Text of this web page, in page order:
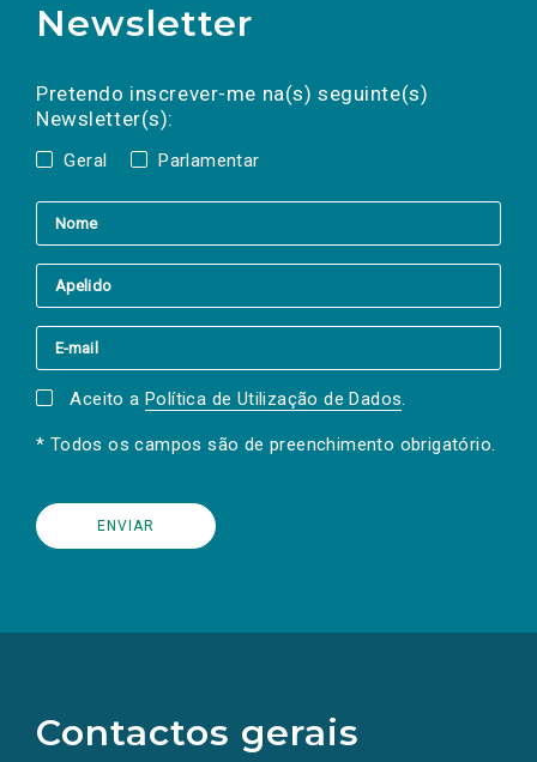
Newsletter
Pretendo inscrever-me na(s) seguinte(s)
Newsletter(s):
Geral Parlamentar
a(s) newsletter(s).
mail
Aceito a Política de Utilização de Dados.
* Todos os campos são de preenchimento obrigatório.
Contactos gerais
redes
sociais